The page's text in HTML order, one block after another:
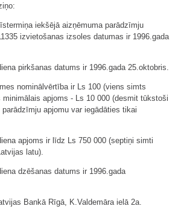
iekšējā aizņēmuma parādzīmju
izvietošanas izsoles datumas ir 1996.gada
pirkšanas datums ir 1996.gada 25.oktobris.
nominālvērtība ir Ls 100 (viens simts
apjoms - Ls 10 000 (desmit tūkstoši
apjomu var iegādāties tikai
apjoms ir līdz Ls 750 000 (septiņi simti
latu).
dzēšanas datums ir 1996.gada
Bankā Rīgā, K.Valdemāra ielā 2a.